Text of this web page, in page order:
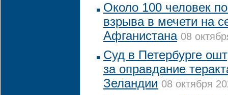
Около 100 человек
взрыва в мечети на
Афганистана 08
Суд в Петербурге
за оправдание
Зеландии 08 октября